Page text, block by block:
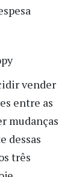
vender
entre as
mudanças
dessas
três